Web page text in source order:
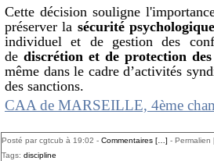
Cette décision souligne
préserver la sécurité psychologique
individuel et de gestion des
de discrétion et de protection des
même dans le cadre d’activités
des sanctions.
Posté par cgtcub à 19:02 - Commentaires [ ] - Permalien
Tags: discipline